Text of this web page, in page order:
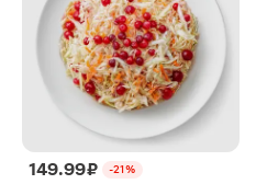
149.99 ₽
-21%